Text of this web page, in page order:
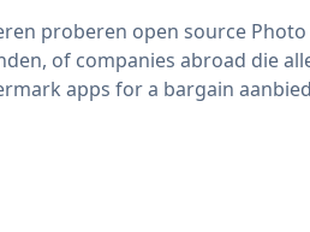
proberen open source
of companies abroad die
apps for a bargain